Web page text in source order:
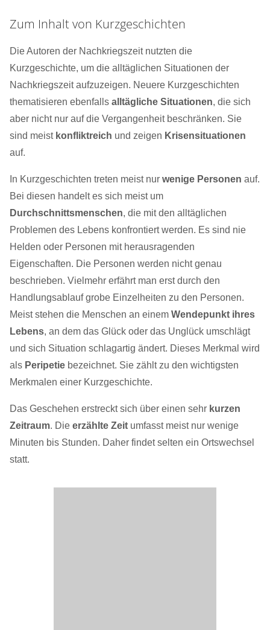
Zum Inhalt von Kurzgeschichten
Die Autoren der Nachkriegszeit nutzten die
Kurzgeschichte, um die alltäglichen Situationen der
Nachkriegszeit aufzuzeigen. Neuere Kurzgeschichten
thematisieren ebenfalls alltägliche Situationen, die sich
aber nicht nur auf die Vergangenheit beschränken. Sie
sind meist konfliktreich und zeigen Krisensituationen
auf.
In Kurzgeschichten treten meist nur wenige Personen auf.
Bei diesen handelt es sich meist um
Durchschnittsmenschen, die mit den alltäglichen
Problemen des Lebens konfrontiert werden. Es sind nie
Helden oder Personen mit herausragenden
Eigenschaften. Die Personen werden nicht genau
beschrieben. Vielmehr erfährt man erst durch den
Handlungsablauf grobe Einzelheiten zu den Personen.
Meist stehen die Menschen an einem Wendepunkt ihres
Lebens, an dem das Glück oder das Unglück umschlägt
und sich Situation schlagartig ändert. Dieses Merkmal wird
als Peripetie bezeichnet. Sie zählt zu den wichtigsten
Merkmalen einer Kurzgeschichte.
Das Geschehen erstreckt sich über einen sehr kurzen
Zeitraum. Die erzählte Zeit umfasst meist nur wenige
Minuten bis Stunden. Daher findet selten ein Ortswechsel
statt.